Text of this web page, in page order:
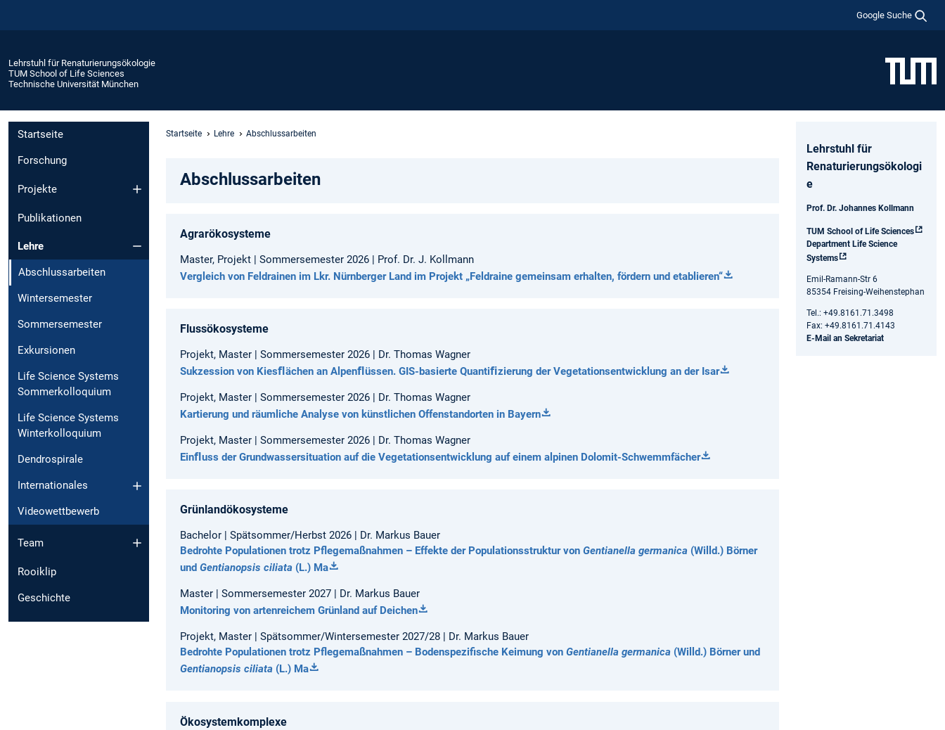
Google Suche
Lehrstuhl für Renaturierungsökologie
TUM School of Life Sciences
Technische Universität München
Startseite
Forschung
Projekte
Publikationen
Lehre
Abschlussarbeiten
Wintersemester
Sommersemester
Exkursionen
Life Science Systems
Sommerkolloquium
Life Science Systems
Winterkolloquium
Dendrospirale
Internationales
Videowettbewerb
Team
Rooiklip
Geschichte
Startseite Lehre Abschlussarbeiten
Abschlussarbeiten
Agrarökosysteme
Master, Projekt | Sommersemester 2026 | Prof. Dr. J. Kollmann
Vergleich von Feldrainen im Lkr. Nürnberger Land im Projekt „Feldraine gemeinsam erhalten, fördern und etablieren“
Flussökosysteme
Projekt, Master | Sommersemester 2026 | Dr. Thomas Wagner
Sukzession von Kiesﬂächen an Alpenﬂüssen. GIS-basierte Quantiﬁzierung der Vegetationsentwicklung an der Isar
Projekt, Master | Sommersemester 2026 | Dr. Thomas Wagner
Kartierung und räumliche Analyse von künstlichen Offenstandorten in Bayern
Projekt, Master | Sommersemester 2026 | Dr. Thomas Wagner
Einﬂuss der Grundwassersituation auf die Vegetationsentwicklung auf einem alpinen Dolomit-Schwemmfächer
Grünlandökosysteme
Bachelor | Spätsommer/Herbst 2026 | Dr. Markus Bauer
Bedrohte Populationen trotz Pflegemaßnahmen – Effekte der Populationsstruktur von Gentianella germanica (Willd.) Börner
und Gentianopsis ciliata (L.) Ma
Master | Sommersemester 2027 | Dr. Markus Bauer
Monitoring von artenreichem Grünland auf Deichen
Projekt, Master | Spätsommer/Wintersemester 2027/28 | Dr. Markus Bauer
Bedrohte Populationen trotz Pflegemaßnahmen – Bodenspezifische Keimung von Gentianella germanica (Willd.) Börner und
Gentianopsis ciliata (L.) Ma
Ökosystemkomplexe
Lehrstuhl für
Renaturierungsökologi
e
Prof. Dr. Johannes Kollmann
TUM School of Life Sciences
Department Life Science
Systems
Emil-Ramann-Str 6
85354 Freising-Weihenstephan
Tel.: +49.8161.71.3498
Fax: +49.8161.71.4143
E-Mail an Sekretariat